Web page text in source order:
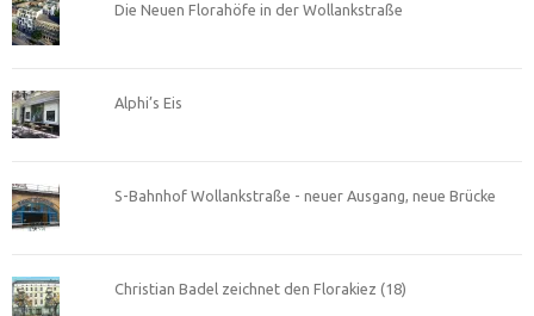
Die Neuen Florahöfe in der Wollankstraße
Alphi’s Eis
S-Bahnhof Wollankstraße - neuer Ausgang, neue Brücke
Christian Badel zeichnet den Florakiez (18)